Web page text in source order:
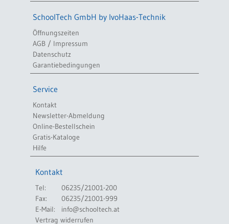
SchoolTech GmbH by IvoHaas-Technik
Öffnungszeiten
AGB / Impressum
Datenschutz
Garantiebedingungen
Service
Kontakt
Newsletter-Abmeldung
Online-Bestellschein
Gratis-Kataloge
Hilfe
Kontakt
Tel:
06235/21001-200
Fax:
06235/21001-999
E-Mail:
info@schooltech.at
Vertrag widerrufen